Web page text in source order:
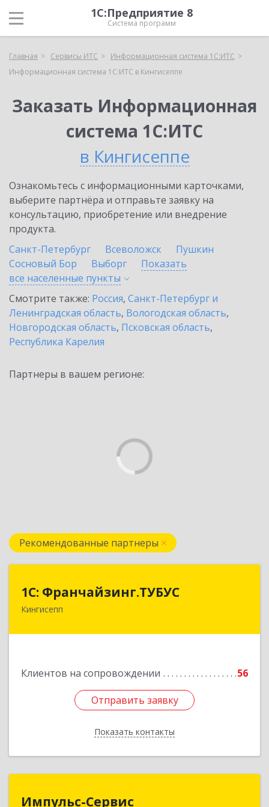
1С:Предприятие 8
Система программ
Главная Сервисы ИТС
Информационная система 1С:ИТС
Информационная система 1С:ИТС в Кингисеппе
Заказать Информационная
система 1С:ИТС
в Кингисеппе
Ознакомьтесь с информационными карточками,
выберите партнёра и отправьте заявку на
консультацию, приобретение или внедрение
продукта.
Санкт-Петербург
Всеволожск
Пушкин
Сосновый Бор
Выборг
Показать
все населенные пункты
Смотрите также: Россия, Санкт-Петербург и
Ленинградская область, Вологодская область,
Новгородская область, Псковская область,
Республика Карелия
Партнеры в вашем регионе:
Рекомендованные партнеры
1С: Франчайзинг.ТУБУС
Кингисепп
Клиентов на сопровождении 56
Отправить заявку
Показать контакты
1С: Франчайзинг.ТУБУС
Отправить заявку
Назад
Импульс-Сервис